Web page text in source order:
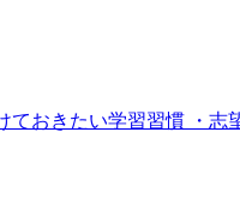
おきたい学習習慣 ・